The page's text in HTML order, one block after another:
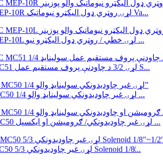
MORC MEP-10R لړۍ روټري ډول الیکټرو نیوماتیک Va...
MORC MEP-10L لړۍ خطي / روټري ډول الیکټرو نیو ...
MORC MC51 لړۍ 3/2 د چاودنې پروف مستقیم عمل S...
د مورک MC50 لړۍ غیر چاودیدونکي سولینایډ والو 1/4 ...
د مورک MC50 لړۍ غیر چاودیدونکي/ ګرومیشن او ایکسپل ...
MORC MC50 لړۍ غیر چاودیدونکي 5/3 Solenoid 1/8̸...